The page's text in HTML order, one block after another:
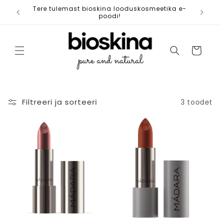
Jäta
vahele
Tere tulemast bioskina looduskosmeetika e-
poodi!
Ostukorv
Filtreeri ja sorteeri 3 toodet